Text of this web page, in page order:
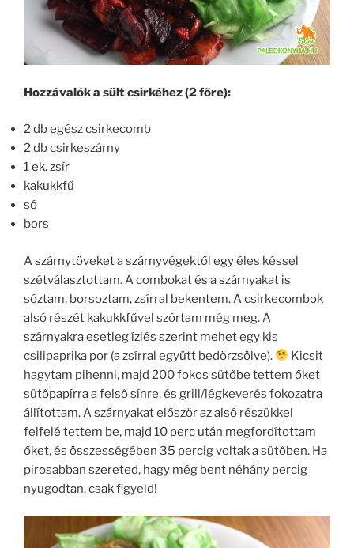
Hozzávalók a sült csirkéhez (2 főre):
2 db egész csirkecomb
2 db csirkeszárny
1 ek. zsír
kakukkfű
só
bors
A szárnytöveket a szárnyvégektől egy éles késsel
szétválasztottam. A combokat és a szárnyakat is
sóztam, borsoztam, zsírral bekentem. A csirkecombok
alsó részét kakukkfűvel szórtam még meg. A
szárnyakra esetleg ízlés szerint mehet egy kis
csilipaprika por (a zsírral együtt bedörzsölve).
Kicsit
hagytam pihenni, majd 200 fokos sütőbe tettem őket
sütőpapírra a felső sínre, és grill/légkeverés fokozatra
állítottam. A szárnyakat először az alsó részükkel
felfelé tettem be, majd 10 perc után megfordítottam
őket, és összességében 35 percig voltak a sütőben. Ha
pirosabban szereted, hagy még bent néhány percig
nyugodtan, csak figyeld!